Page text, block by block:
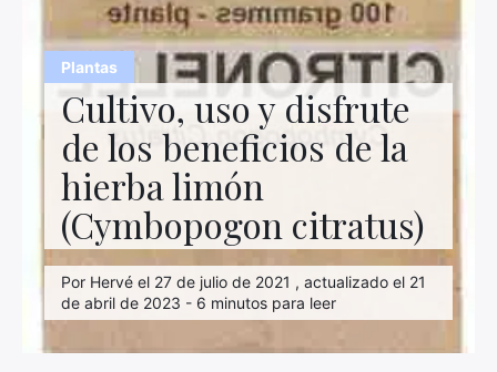
Plantas
Cultivo, uso y disfrute
de los beneficios de la
hierba limón
(Cymbopogon citratus)
Por Hervé el 27 de julio de 2021 , actualizado el 21
de abril de 2023 - 6 minutos para leer
Hightech
Ocio